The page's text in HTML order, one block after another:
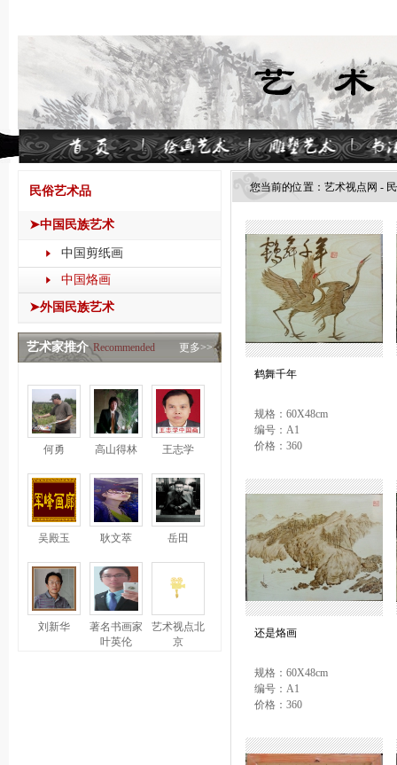
民俗艺术品
➤中国民族艺术
中国剪纸画
中国烙画
➤外国民族艺术
艺术家推介 Recommended 更多>>
何勇 高山得林 王志学
吴殿玉 耿文萃 岳田
刘新华
著名书画家
叶英伦
艺术视点北
京
您当前的位置： 艺术视点网 -
鹤舞千年
规格：60X48cm
编号：A1
价格：360
还是烙画
规格：60X48cm
编号：A1
价格：360